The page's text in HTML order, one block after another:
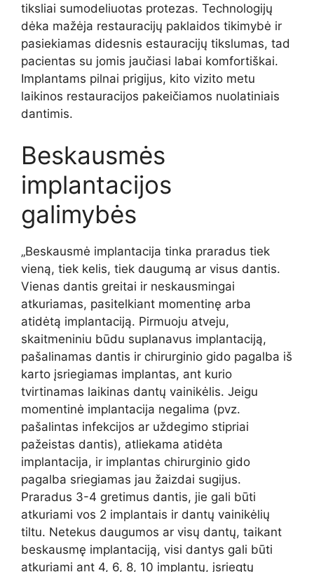
tiksliai sumodeliuotas protezas. Technologijų
dėka mažėja restauracijų paklaidos tikimybė ir
pasiekiamas didesnis estauracijų tikslumas, tad
pacientas su jomis jaučiasi labai komfortiškai.
Implantams pilnai prigijus, kito vizito metu
laikinos restauracijos pakeičiamos nuolatiniais
dantimis.
Beskausmės
implantacijos
galimybės
„Beskausmė implantacija tinka praradus tiek
vieną, tiek kelis, tiek daugumą ar visus dantis.
Vienas dantis greitai ir neskausmingai
atkuriamas, pasitelkiant momentinę arba
atidėtą implantaciją. Pirmuoju atveju,
skaitmeniniu būdu suplanavus implantaciją,
pašalinamas dantis ir chirurginio gido pagalba iš
karto įsriegiamas implantas, ant kurio
tvirtinamas laikinas dantų vainikėlis. Jeigu
momentinė implantacija negalima (pvz.
pašalintas infekcijos ar uždegimo stipriai
pažeistas dantis), atliekama atidėta
implantacija, ir implantas chirurginio gido
pagalba sriegiamas jau žaizdai sugijus.
Praradus 3-4 gretimus dantis, jie gali būti
atkuriami vos 2 implantais ir dantų vainikėlių
tiltu. Netekus daugumos ar visų dantų, taikant
beskausmę implantaciją, visi dantys gali būti
atkuriami ant 4, 6, 8, 10 implantų, įsriegtų